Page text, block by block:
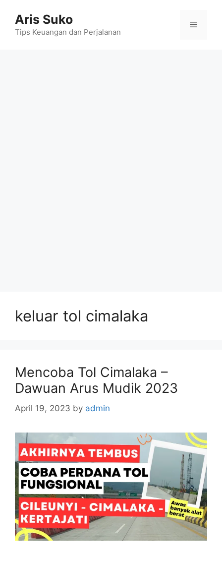
content
Aris Suko
Tips Keuangan dan Perjalanan
Menu
keluar tol cimalaka
Mencoba Tol Cimalaka –
Dawuan Arus Mudik 2023
April 19, 2023 by admin